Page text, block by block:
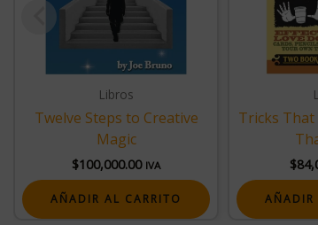
Libros
Twelve Steps to Creative
Magic
$100,000.00 IVA
AÑADIR AL CARRITO
Tricks That
$
AÑADIR